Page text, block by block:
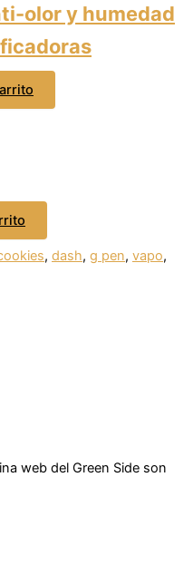
olor y humedad
, dash, g pen, vapo,
web del Green Side son